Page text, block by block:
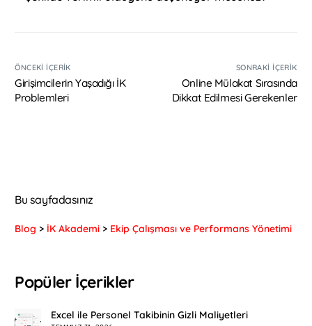
ÖNCEKI İÇERIK
Girişimcilerin Yaşadığı İK
Problemleri
SONRAKI İÇERIK
Online Mülakat Sırasında
Dikkat Edilmesi Gerekenler
Bu sayfadasınız
Blog > İK Akademi > Ekip Çalışması ve Performans Yönetimi
Popüler İçerikler
Excel ile Personel Takibinin Gizli Maliyetleri